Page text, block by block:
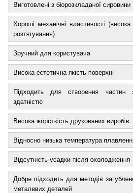
Виготовлені з біорозкладаної сировини
Хороші механічні властивості (висока
розтягування)
Зручний для користувача
Висока естетична якість поверхні
Підходить для створення частин
здатністю
Висока жорсткість друкованих виробів
Відносно низька температура
Відсутність усадки після охолодження
Добре підходить для методів
металевих деталей